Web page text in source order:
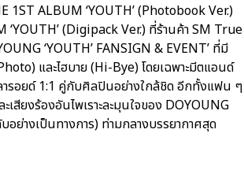
ALBUM ‘YOUTH’ (Photobook Ver.)
(Digipack Ver.) ที่ร้านค้า SM True
‘YOUTH’ FANSIGN & EVENT’ ที่มี
และไฮบาย (Hi-Bye) โดยเฉพาะมีตแอนด์
รอยด์ 1:1 คู่กับศิลปินอย่างใกล้ชิด อีกทั้งแฟน ๆ
สียงร้องอันไพเราะละมุนใจของ DOYOUNG
ย่างเป็นทางการ) ท่ามกลางบรรยากาศสุด